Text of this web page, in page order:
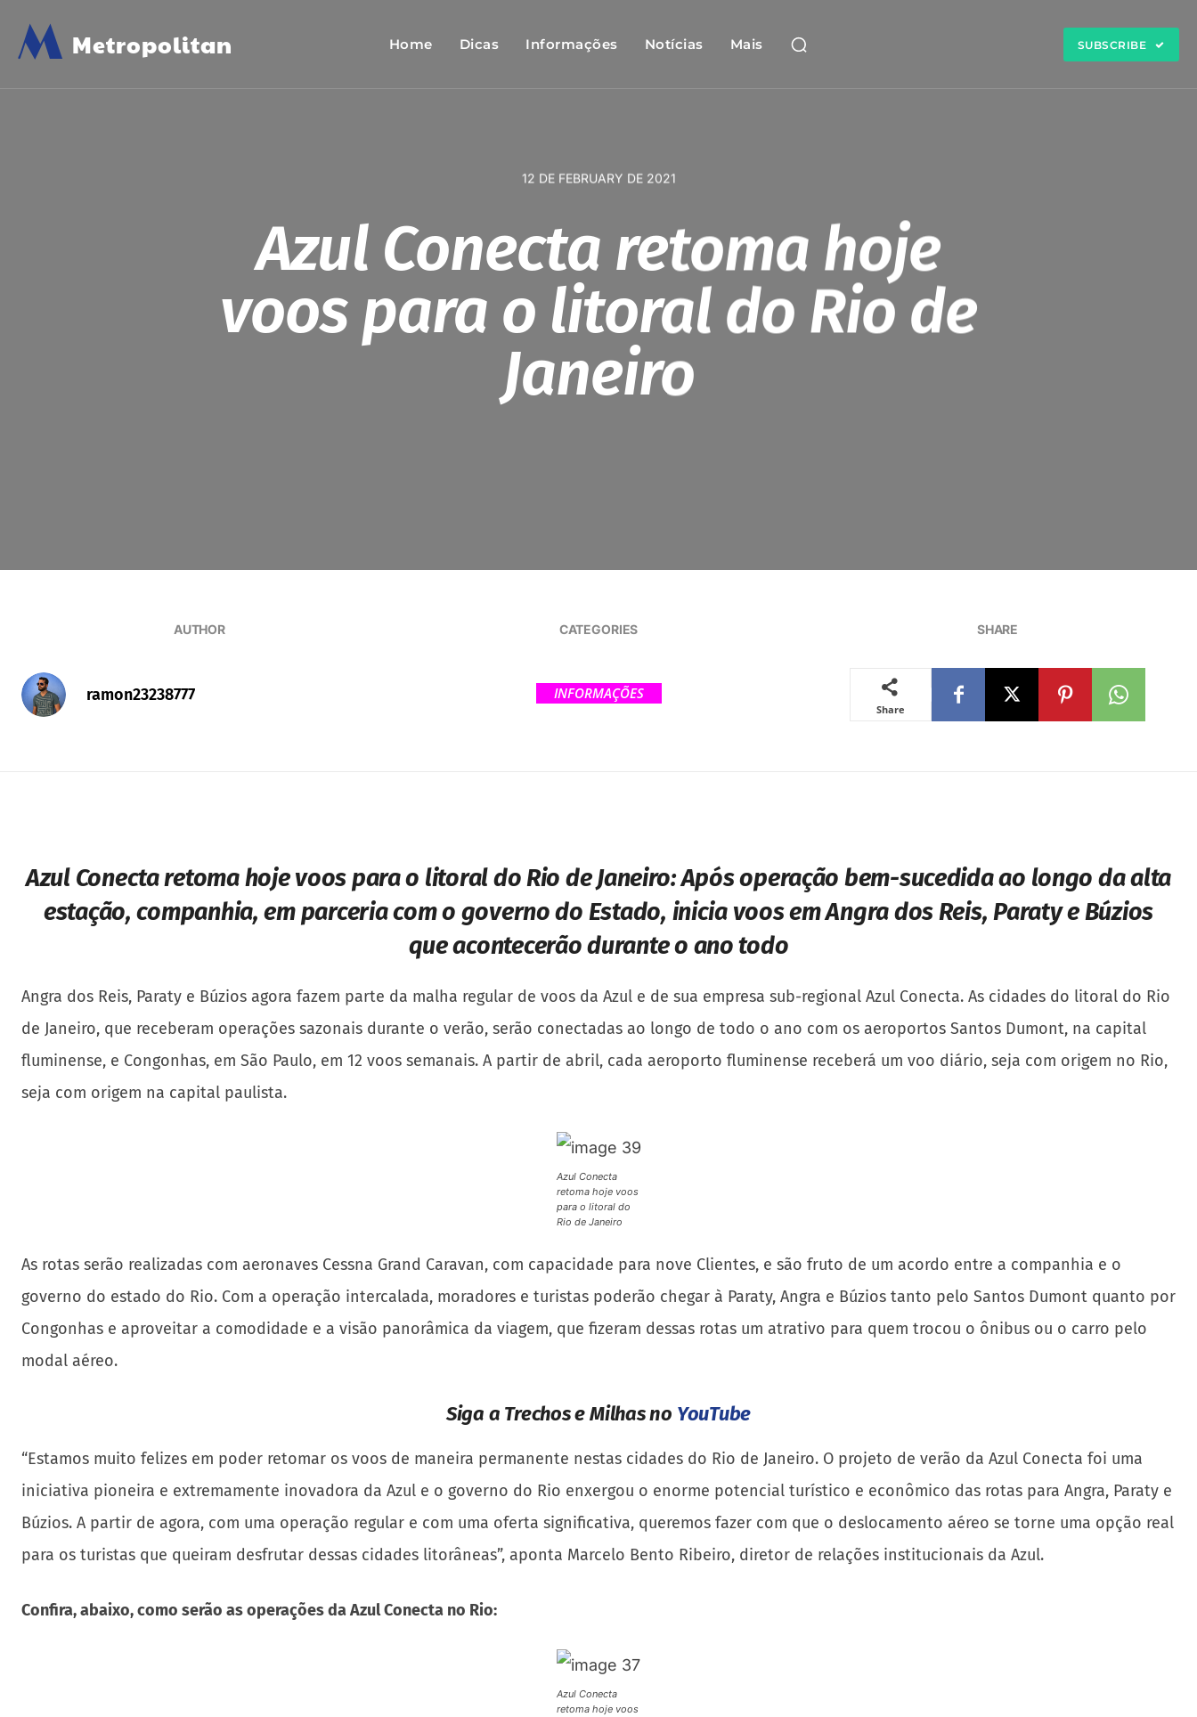
M Metropolitan Home Dicas Informações Notícias Mais SUBSCRIBE
12 DE FEBRUARY DE 2021
Azul Conecta retoma hoje
voos para o litoral do Rio de
Janeiro
AUTHOR
ramon23238777
CATEGORIES
INFORMAÇÕES
SHARE
Share
Azul Conecta retoma hoje voos para o litoral do Rio de Janeiro:Após operação bem-sucedida ao longo da alta
estação, companhia, em parceria com o governo do Estado, inicia voos em Angra dos Reis, Paraty e Búzios
que acontecerão durante o ano todo
Angra dos Reis, Paraty e Búzios agora fazem parte da malha regular de voos da Azul e de sua empresa sub-regional Azul Conecta. As cidades do litoral do Rio
de Janeiro, que receberam operações sazonais durante o verão, serão conectadas ao longo de todo o ano com os aeroportos Santos Dumont, na capital
fluminense, e Congonhas, em São Paulo, em 12 voos semanais. A partir de abril, cada aeroporto fluminense receberá um voo diário, seja com origem no Rio,
seja com origem na capital paulista.
Azul Conecta
retoma hoje voos
para o litoral do
Rio de Janeiro
As rotas serão realizadas com aeronaves Cessna Grand Caravan, com capacidade para nove Clientes, e são fruto de um acordo entre a companhia e o
governo do estado do Rio. Com a operação intercalada, moradores e turistas poderão chegar à Paraty, Angra e Búzios tanto pelo Santos Dumont quanto por
Congonhas e aproveitar a comodidade e a visão panorâmica da viagem, que fizeram dessas rotas um atrativo para quem trocou o ônibus ou o carro pelo
modal aéreo.
Siga a Trechos e Milhas no YouTube
“Estamos muito felizes em poder retomar os voos de maneira permanente nestas cidades do Rio de Janeiro. O projeto de verão da Azul Conecta foi uma
iniciativa pioneira e extremamente inovadora da Azul e o governo do Rio enxergou o enorme potencial turístico e econômico das rotas para Angra, Paraty e
Búzios. A partir de agora, com uma operação regular e com uma oferta significativa, queremos fazer com que o deslocamento aéreo se torne uma opção real
para os turistas que queiram desfrutar dessas cidades litorâneas”, aponta Marcelo Bento Ribeiro, diretor de relações institucionais da Azul.
Confira, abaixo, como serão as operações da Azul Conecta no Rio:
Azul Conecta
retoma hoje voos